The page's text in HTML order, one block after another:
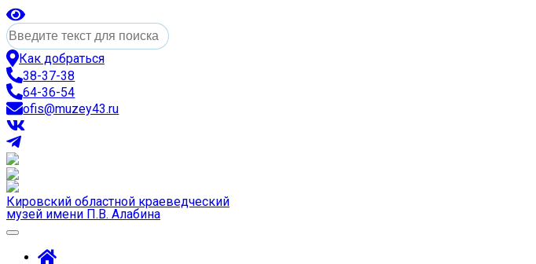
Как добраться
38-37-38
64-36-54
ofis@muzey43.ru
Кировский областной краеведческий
музей имени П.В. Алабина